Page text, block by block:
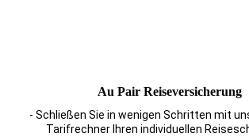
Au Pair Reiseversicherung
- Schließen Sie in wenigen Schritten mit
Tarifrechner Ihren individuellen